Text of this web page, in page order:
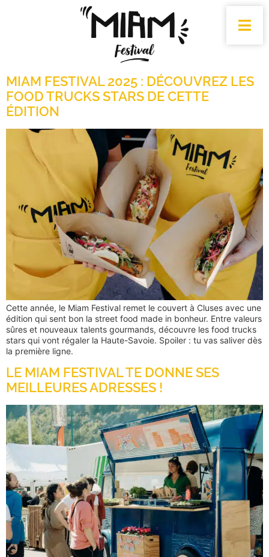
MIAM FESTIVAL 2025 : DÉCOUVREZ LES
FOOD TRUCKS STARS DE CETTE
ÉDITION
Cette année, le Miam Festival remet le couvert à Cluses avec une
édition qui sent bon la street food made in bonheur. Entre valeurs
sûres et nouveaux talents gourmands, découvre les food trucks
stars qui vont régaler la Haute-Savoie. Spoiler : tu vas saliver dès
la première ligne.
LE MIAM FESTIVAL TE DONNE SES
MEILLEURES ADRESSES !